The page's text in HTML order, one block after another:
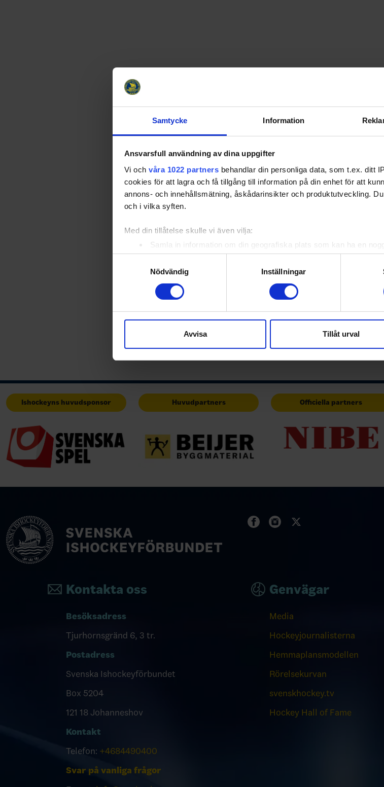
Samtycke Information
Ansvarsfull användning av dina uppgifter
Vi och våra 1022 partners behandlar din personliga data, som t.ex. ditt
cookies för att lagra och få tillgång till information på din enhet för att
annons- och innehållsmätning, åskådarinsikter och produktutveckling.
och i vilka syften.
Med din tillåtelse skulle vi även vilja:
Samla in information om din geografiska plats som kan ha en
Identifiera din enhet genom att aktivt skanna den för specifika
Ta reda på mer om hur dina personliga uppgifter behandlas och ställ in
eller dra tillbaka ditt samtycke när som helst från cookie-förklaringen.
sociala medier och analysera vår trafik. Vi vidarebefordrar även sådana
till de sociala medier och annons- och analysföretag som vi samarbetar
Nödvändig
Inställningar
Avvisa Tillåt urval
Ishockeyns huvudsponsor Huvudpartners Officiella partners
Kontakta oss
Besöksadress
Tjurhornsgränd 6, 3 tr.
Postadress
Svenska Ishockeyförbundet
Box 5204
121 18 Johanneshov
Kontakt
Telefon: +4684490400
Svar på vanliga frågor
Genvägar
Media
Hockeyjournalisterna
Hemmaplansmodellen
Rörelsekurvan
svenskhockey.tv
Hockey Hall of Fame